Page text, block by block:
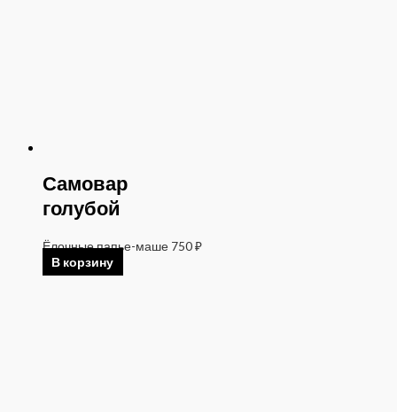
Самовар
голубой
Ёлочные папье-маше 750₽
В корзину